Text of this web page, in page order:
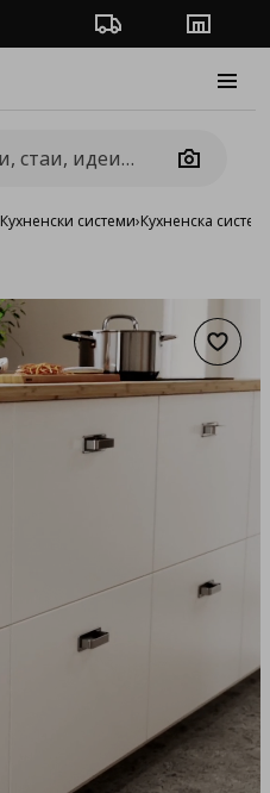
Проследяване на
Camera
Кухненски системи›Кухненска